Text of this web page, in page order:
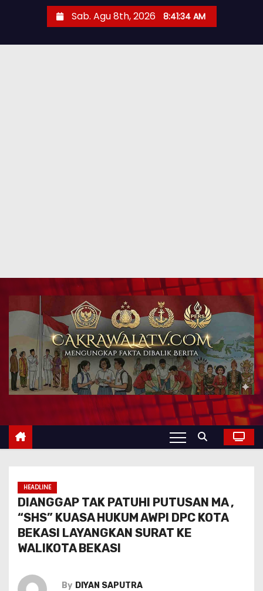
Sab. Agu 8th, 2026 8:41:35 AM
HEADLINE
DIANGGAP TAK PATUHI PUTUSAN MA ,
“SHS” KUASA HUKUM AWPI DPC KOTA
BEKASI LAYANGKAN SURAT KE
WALIKOTA BEKASI
By DIYAN SAPUTRA